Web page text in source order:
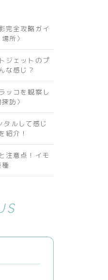
完全攻略ガイ
所〉
ジェットのプ
な感じ？
ッコを観察し
訪〉
タルして感じ
紹介！
注意点！イモ